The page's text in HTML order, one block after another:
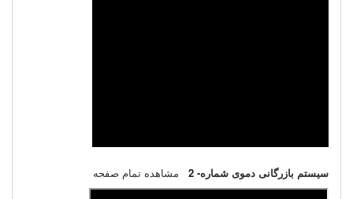
سیستم بازرگانی دموی شماره- 2 مشاهده تمام صفحه